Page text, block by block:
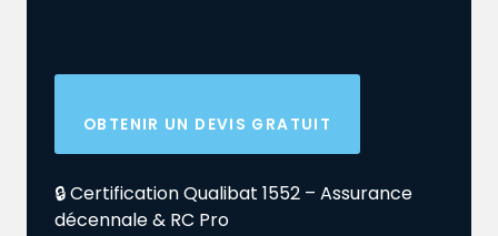
OBTENIR UN DEVIS GRATUIT
🔒 Certification Qualibat 1552 – Assurance
décennale & RC Pro